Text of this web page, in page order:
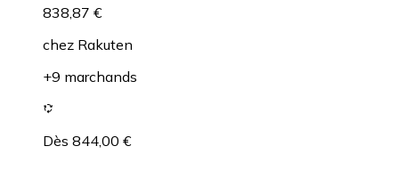
838,87 €
chez Rakuten
+9 marchands
Dès 844,00 €